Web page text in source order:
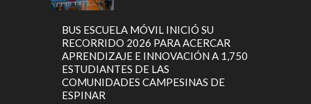
BUS ESCUELA MÓVIL INICIÓ SU
RECORRIDO 2026 PARA ACERCAR
APRENDIZAJE E INNOVACIÓN A 1,750
ESTUDIANTES DE LAS
COMUNIDADES CAMPESINAS DE
ESPINAR